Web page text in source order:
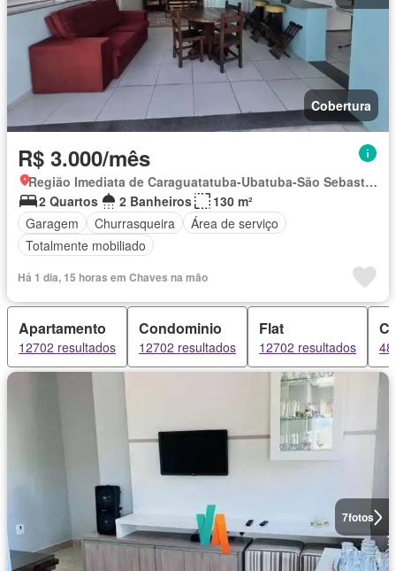
Cobertura
R$ 3.000/mês
Região Imediata de Caraguatatuba-Ubatuba-São Sebastião, Região Metropolitana do Vale do Paraíba e Litoral Norte
2 Quartos
2 Banheiros
130 m²
Garagem
Churrasqueira
Área de serviço
Totalmente mobiliado
Há 1 dia, 15 horas em Chaves na mão
Apartamento
12702 resultados
Condominio
12702 resultados
Flat
12702 resultados
7fotos